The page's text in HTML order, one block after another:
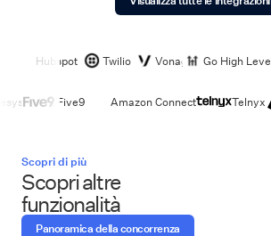
Hubspot Twilio Vonage Go High Level
Five9 Amazon Connect Telnyx
Scopri di più
Scopri altre
funzionalità
Panoramica della concorrenza